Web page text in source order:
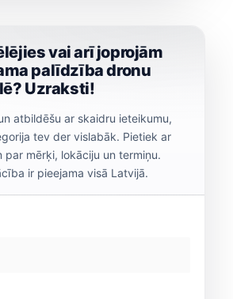
vai arī joprojām
palīdzība dronu
Uzraksti!
atbildēšu ar skaidru ieteikumu,
tev der vislabāk. Pietiek ar
par mērķi, lokāciju un termiņu.
ir pieejama visā Latvijā.